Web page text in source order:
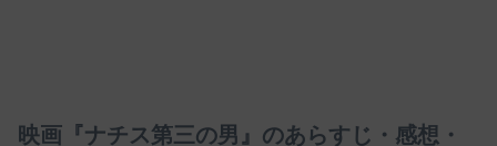
映画『ナチス第三の男』のあらすじ・感想・